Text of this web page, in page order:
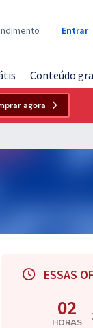
Entrar
Conteúdo
agora
ESSAS
02
HORAS :